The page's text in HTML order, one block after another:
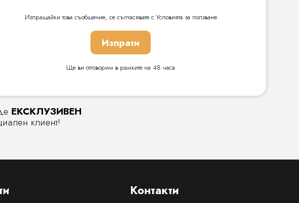
Изпращайки това съобщение, се съгласявате с Условията за ползване
Изпрати
Ще ви отговорим в рамките на 48 часа
ЕКСКЛУЗИВЕН.
клиент!
Контакти